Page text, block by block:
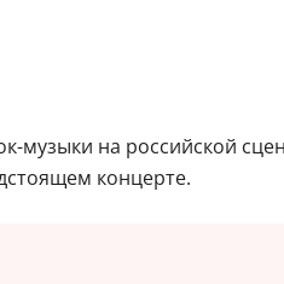
музыки на российской
концерте.